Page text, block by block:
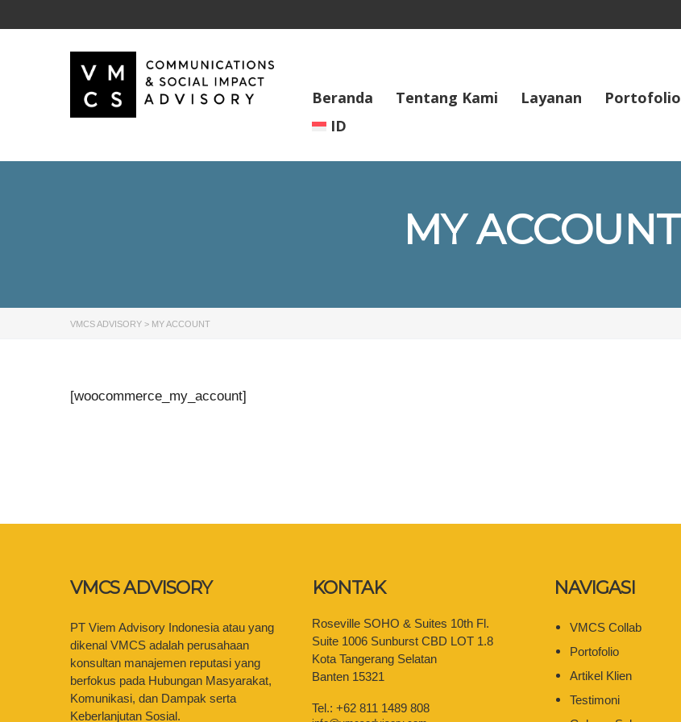
Beranda Tentang Kami Layanan Portofolio
ID
MY ACCOUNT
VMCS ADVISORY > MY ACCOUNT
[woocommerce_my_account]
VMCS ADVISORY
PT Viem Advisory Indonesia atau yang
dikenal VMCS adalah perusahaan
konsultan manajemen reputasi yang
berfokus pada Hubungan Masyarakat,
Komunikasi, dan Dampak serta
Keberlanjutan Sosial.
KONTAK
Roseville SOHO & Suites 10th Fl.
Suite 1006 Sunburst CBD LOT 1.8
Kota Tangerang Selatan
Banten 15321
Tel.: +62 811 1489 808
NAVIGASI
VMCS Collab
Portofolio
Artikel Klien
Testimoni